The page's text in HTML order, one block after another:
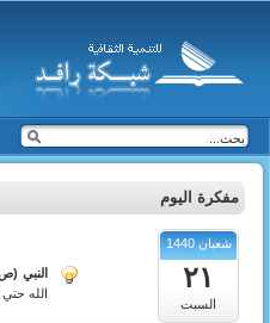
مفكرة اليوم
شعبان 1440
٢١
السبت
النبي
الله